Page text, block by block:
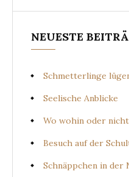
NEUESTE
Schmetterlinge
Seelische Anblicke
Wo wohin oder nicht
Besuch auf der
Schnäppchen in der